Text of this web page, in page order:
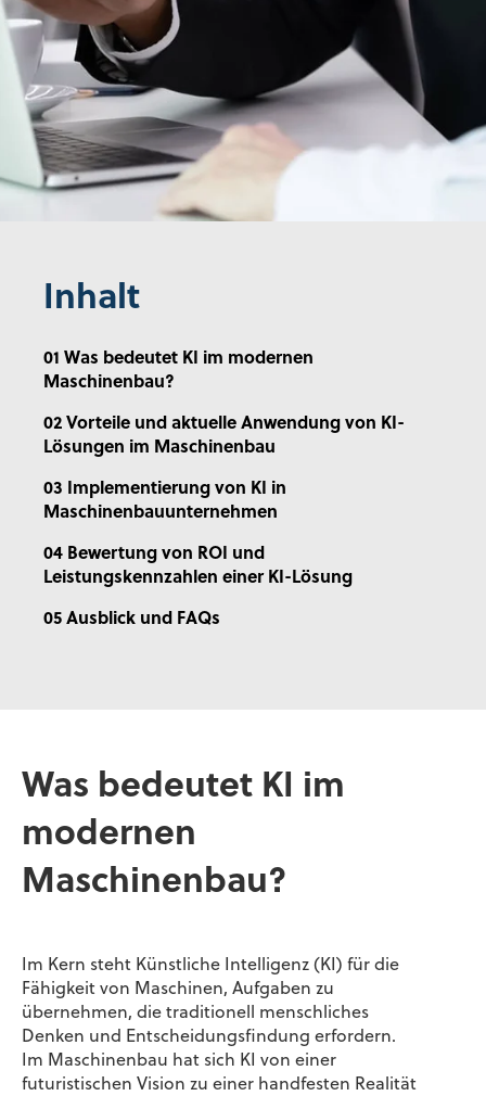
Inhalt
01 Was bedeutet KI im modernen
Maschinenbau?
02 Vorteile und aktuelle Anwendung von KI-
Lösungen im Maschinenbau
03 Implementierung von KI in
Maschinenbauunternehmen
04 Bewertung von ROI und
Leistungskennzahlen einer KI-Lösung
05 Ausblick und FAQs
Was bedeutet KI im
modernen
Maschinenbau?
Im Kern steht Künstliche Intelligenz (KI) für die
Fähigkeit von Maschinen, Aufgaben zu
übernehmen, die traditionell menschliches
Denken und Entscheidungsfindung erfordern.
Im Maschinenbau hat sich KI von einer
futuristischen Vision zu einer handfesten Realität